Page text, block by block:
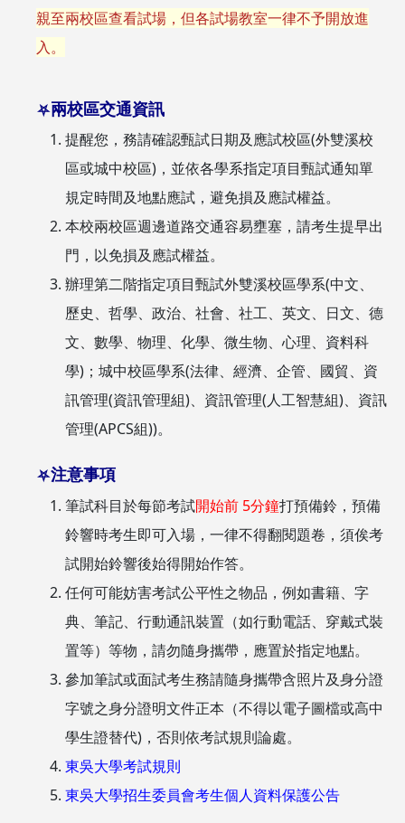
親至兩校區查看試場，但各試場教室一律不予開放進
入。
⛧兩校區交通資訊
提醒您，務請確認甄試日期及應試校區(外雙溪校
區或城中校區)，並依各學系指定項目甄試通知單
規定時間及地點應試，避免損及應試權益。
本校兩校區週邊道路交通容易壅塞，請考生提早出
門，以免損及應試權益。
辦理第二階指定項目甄試外雙溪校區學系(中文、
歷史、哲學、政治、社會、社工、英文、日文、德
文、數學、物理、化學、微生物、心理、資料科
學)；城中校區學系(法律、經濟、企管、國貿、資
訊管理(資訊管理組)、資訊管理(人工智慧組)、資訊
管理(APCS組))。
⛧注意事項
筆試科目於每節考試開始前 5分鐘打預備鈴，預備
鈴響時考生即可入場，一律不得翻閱題卷，須俟考
試開始鈴響後始得開始作答。
任何可能妨害考試公平性之物品，例如書籍、字
典、筆記、行動通訊裝置（如行動電話、穿戴式裝
置等）等物，請勿隨身攜帶，應置於指定地點。
參加筆試或面試考生務請隨身攜帶含照片及身分證
字號之身分證明文件正本（不得以電子圖檔或高中
學生證替代)，否則依考試規則論處。
東吳大學考試規則
東吳大學招生委員會考生個人資料保護公告